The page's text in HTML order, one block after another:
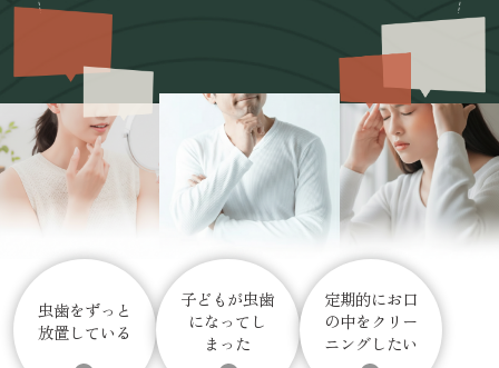
虫歯をずっと
放置している
子どもが虫歯
になってし
まった
定期的にお口
の中をクリー
ニングしたい